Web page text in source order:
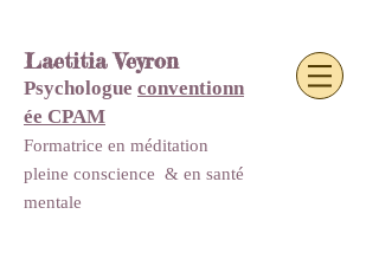
Laetitia Veyron
Psychologue conventionn
ée CPAM
Formatrice en méditation
pleine conscience & en santé
mentale